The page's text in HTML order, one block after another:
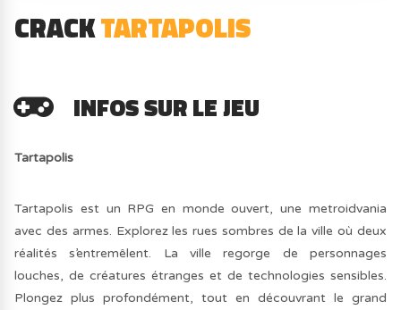
CRACKTARTAPOLIS
INFOS SUR LE JEU
Tartapolis
Tartapolis est un RPG en monde ouvert, une metroidvania
avec des armes. Explorez les rues sombres de la ville où deux
réalités s’entremêlent. La ville regorge de personnages
louches, de créatures étranges et de technologies sensibles.
Plongez plus profondément, tout en découvrant le grand